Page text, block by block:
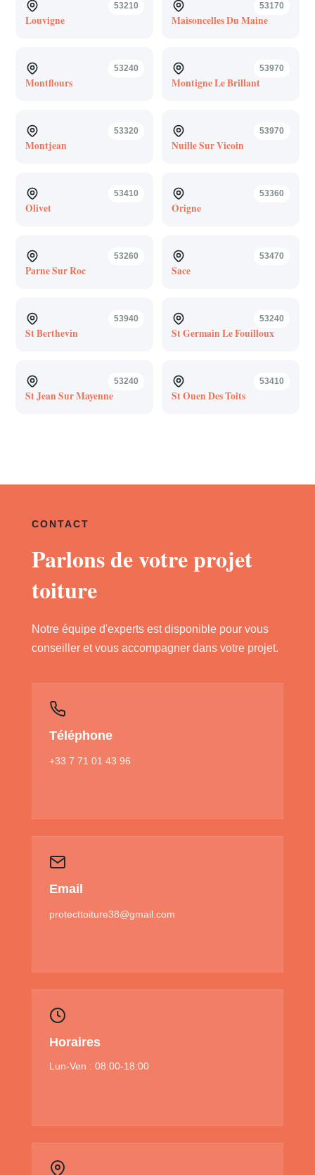
53210
Louvigne
53170
Maisoncelles Du Maine
53240
Montflours
53970
Montigne Le Brillant
53320
Montjean
53970
Nuille Sur Vicoin
53410
Olivet
53360
Origne
53260
Parne Sur Roc
53470
Sace
53940
St Berthevin
53240
St Germain Le Fouilloux
53240
St Jean Sur Mayenne
53410
St Ouen Des Toits
CONTACT
Parlons de votre projet
toiture
Notre équipe d'experts est disponible pour vous
conseiller et vous accompagner dans votre projet.
Téléphone
+33 7 71 01 43 96
Email
protecttoiture38@gmail.com
Horaires
Lun-Ven : 08:00-18:00